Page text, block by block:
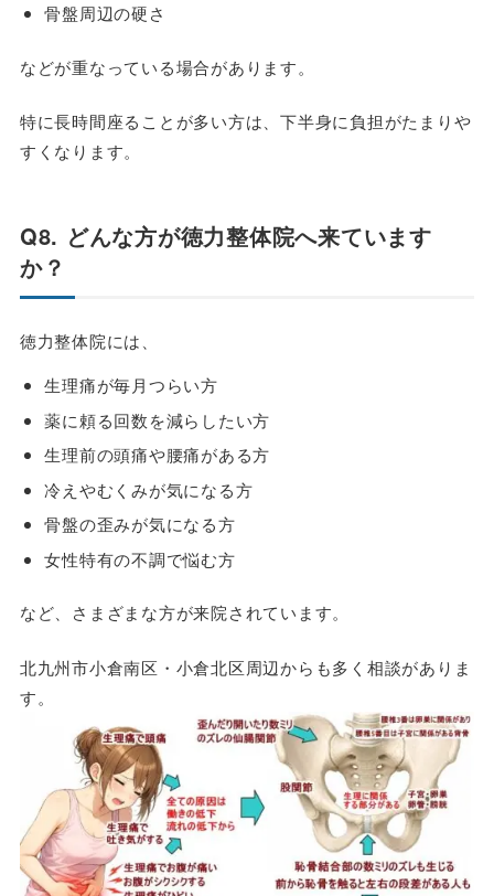
骨盤周辺の硬さ
などが重なっている場合があります。
特に長時間座ることが多い方は、下半身に負担がたまりや
すくなります。
Q8. どんな方が徳力整体院へ来ています
か？
徳力整体院には、
生理痛が毎月つらい方
薬に頼る回数を減らしたい方
生理前の頭痛や腰痛がある方
冷えやむくみが気になる方
骨盤の歪みが気になる方
女性特有の不調で悩む方
など、さまざまな方が来院されています。
北九州市小倉南区・小倉北区周辺からも多く相談がありま
す。